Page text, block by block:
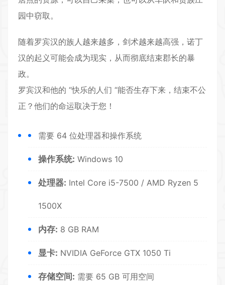
园中窃取。
随着罗宾汉的族人越来越多，剑术越来越高强，诺丁
汉的起义可能会成为现实，从而彻底结束郡长的暴
政。
罗宾汉和他的 “快乐的人们 “能否生存下来，结束不公
正？他们的命运取决于您！
需要 64 位处理器和操作系统
操作系统: Windows 10
处理器: Intel Core i5-7500 / AMD Ryzen 5
1500X
内存: 8 GB RAM
显卡: NVIDIA GeForce GTX 1050 Ti
存储空间: 需要 65 GB 可用空间